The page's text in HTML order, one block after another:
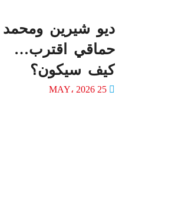
ديو شيرين ومحمد
حماقي اقترب…
كيف سيكون؟